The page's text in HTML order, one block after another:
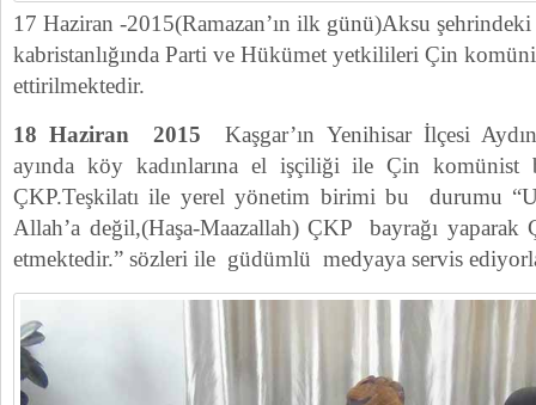
17 Haziran -2015(Ramazan’ın ilk günü)Aksu
kabristanlığında Parti ve Hükümet yetkilileri Çin
ettirilmektedir.
18 Haziran 2015Kaşgar’ın Yenihisar İlçesi
ayında köy kadınlarına el işçiliği ile Çin komünist
ÇKP.Teşkilatı ile yerel yönetim birimi bu durumu
Allah’a değil,(Haşa-Maazallah) ÇKP bayrağı yaparak
etmektedir.” sözleri ile güdümlü medyaya servis